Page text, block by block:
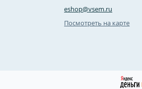
eshop@vsem.ru
Посмотреть на карте